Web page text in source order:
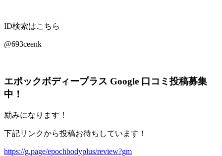
ID検索はこちら
@693ceenk
エポックボディープラス Google 口コミ投稿募集
中！
励みになります！
下記リンクから投稿お待ちしています！
https://g.page/epochbodyplus/review?gm